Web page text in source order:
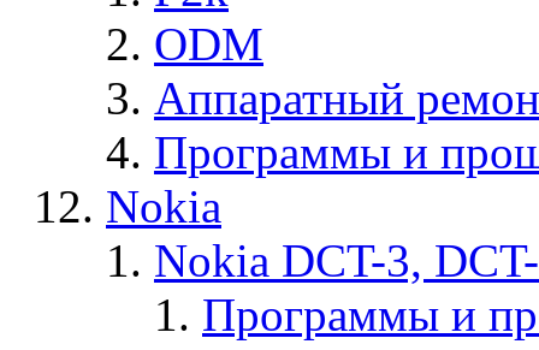
ODM
Аппаратный
Программы и
Nokia
Nokia DCT-3,
Программы и